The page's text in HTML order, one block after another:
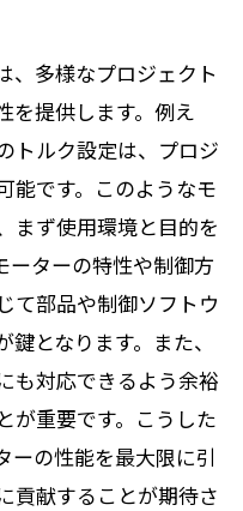
、多様なプロジェクト
を提供します。例え
トルク設定は、プロジ
能です。このようなモ
まず使用環境と目的を
ーターの特性や制御方
て部品や制御ソフトウ
となります。また、
も対応できるよう余裕
が重要です。こうした
ーの性能を最大限に引
貢献することが期待さ